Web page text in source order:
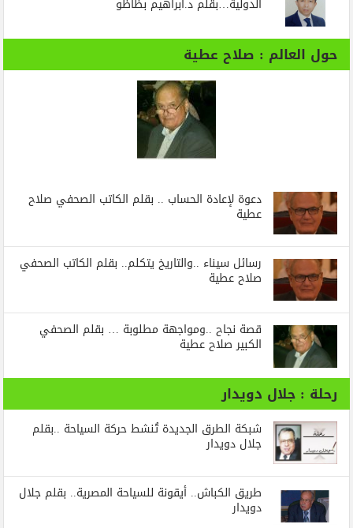
حول العالم : صلاح عطية
دعوة لإعادة الحساب .. بقلم الكاتب الصحفي صلاح
عطية
رسائل‭ ‬سيناء‭.. ‬والتاريخ‭ ‬يتكلم.. بقلم الكاتب الصحفي
صلاح عطية
قصة نجاح ..ومواجهة مطلوبة … بقلم الصحفي
الكبير صلاح عطية
رحلة : جلال دويدار
شبكة الطرق الجديدة تُنشط حركة السياحة ..بقلم
جلال دويدار
طريق الكباش.. أيقونة للسياحة المصرية.. بقلم جلال
دويدار